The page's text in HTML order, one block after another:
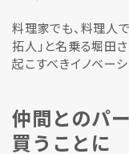
料理家でも、料理人
拓人」と名乗る堀田
起こすべきイノベー
仲間とのパ
買うことに